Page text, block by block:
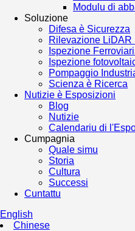
Modulu di
Soluzione
Difesa è Sicurezza
Rilevazione LiDAR
Ispezione
Ispezione
Pompaggio
Scienza è Ricerca
Nutizie è Esposizioni
Blog
Nutizie
Calendariu di
Cumpagnia
Quale simu
Storia
Cultura
Successi
Cuntattu
English
Chinese